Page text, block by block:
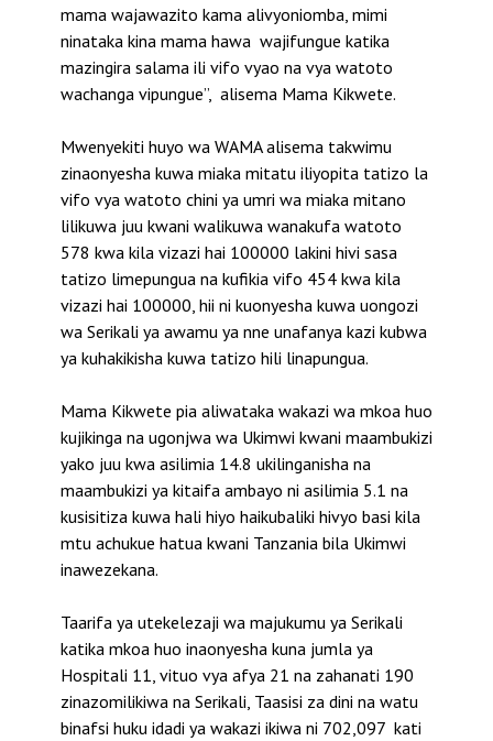
mama wajawazito kama alivyoniomba, mimi
ninataka kina mama hawa wajifungue katika
mazingira salama ili vifo vyao na vya watoto
wachanga vipungue”, alisema Mama Kikwete.
Mwenyekiti huyo wa WAMA alisema takwimu
zinaonyesha kuwa miaka mitatu iliyopita tatizo la
vifo vya watoto chini ya umri wa miaka mitano
lilikuwa juu kwani walikuwa wanakufa watoto
578 kwa kila vizazi hai 100000 lakini hivi sasa
tatizo limepungua na kufikia vifo 454 kwa kila
vizazi hai 100000, hii ni kuonyesha kuwa uongozi
wa Serikali ya awamu ya nne unafanya kazi kubwa
ya kuhakikisha kuwa tatizo hili linapungua.
Mama Kikwete pia aliwataka wakazi wa mkoa huo
kujikinga na ugonjwa wa Ukimwi kwani maambukizi
yako juu kwa asilimia 14.8 ukilinganisha na
maambukizi ya kitaifa ambayo ni asilimia 5.1 na
kusisitiza kuwa hali hiyo haikubaliki hivyo basi kila
mtu achukue hatua kwani Tanzania bila Ukimwi
inawezekana.
Taarifa ya utekelezaji wa majukumu ya Serikali
katika mkoa huo inaonyesha kuna jumla ya
Hospitali 11, vituo vya afya 21 na zahanati 190
zinazomilikiwa na Serikali, Taasisi za dini na watu
binafsi huku idadi ya wakazi ikiwa ni 702,097 kati